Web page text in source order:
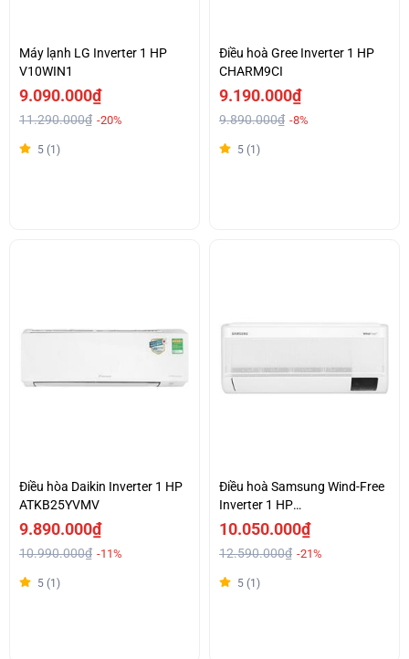
Máy lạnh LG Inverter 1 HP
V10WIN1
9.090.000₫
11.290.000₫ -20%
5 (1)
Điều hoà Gree Inverter 1 HP
CHARM9CI
9.190.000₫
9.890.000₫ -8%
5 (1)
Điều hòa Daikin Inverter 1 HP
ATKB25YVMV
9.890.000₫
10.990.000₫ -11%
5 (1)
Điều hoà Samsung Wind-Free
Inverter 1 HP
AR10CYFAAWKNSV
10.050.000₫
12.590.000₫ -21%
5 (1)